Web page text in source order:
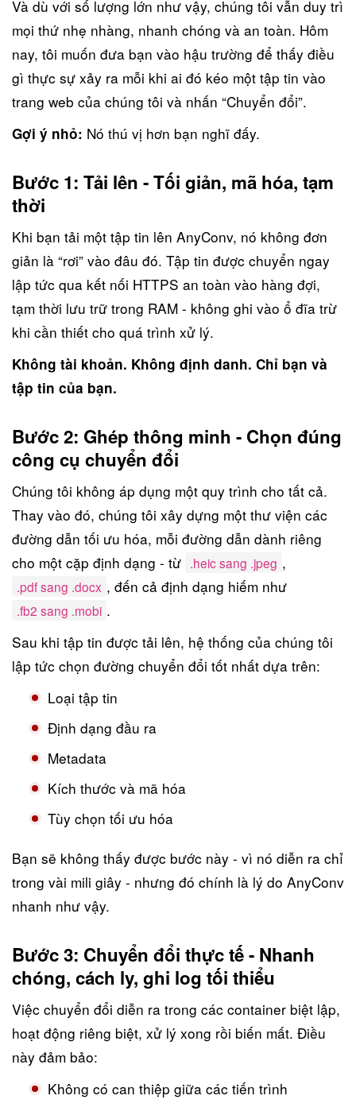
Và dù với số lượng lớn như vậy, chúng tôi vẫn duy trì
mọi thứ nhẹ nhàng, nhanh chóng và an toàn. Hôm
nay, tôi muốn đưa bạn vào hậu trường để thấy điều
gì thực sự xảy ra mỗi khi ai đó kéo một tập tin vào
trang web của chúng tôi và nhấn “Chuyển đổi”.
Gợi ý nhỏ: Nó thú vị hơn bạn nghĩ đấy.
Bước 1: Tải lên - Tối giản, mã hóa, tạm
thời
Khi bạn tải một tập tin lên AnyConv, nó không đơn
giản là “rơi” vào đâu đó. Tập tin được chuyển ngay
lập tức qua kết nối HTTPS an toàn vào hàng đợi,
tạm thời lưu trữ trong RAM - không ghi vào ổ đĩa trừ
khi cần thiết cho quá trình xử lý.
Không tài khoản. Không định danh. Chỉ bạn và
tập tin của bạn.
Bước 2: Ghép thông minh - Chọn đúng
công cụ chuyển đổi
Chúng tôi không áp dụng một quy trình cho tất cả.
Thay vào đó, chúng tôi xây dựng một thư viện các
đường dẫn tối ưu hóa, mỗi đường dẫn dành riêng
cho một cặp định dạng - từ .heic sang .jpeg ,
.pdf sang .docx , đến cả định dạng hiếm như
.fb2 sang .mobi .
Sau khi tập tin được tải lên, hệ thống của chúng tôi
lập tức chọn đường chuyển đổi tốt nhất dựa trên:
Loại tập tin
Định dạng đầu ra
Metadata
Kích thước và mã hóa
Tùy chọn tối ưu hóa
Bạn sẽ không thấy được bước này - vì nó diễn ra chỉ
trong vài mili giây - nhưng đó chính là lý do AnyConv
nhanh như vậy.
Bước 3: Chuyển đổi thực tế - Nhanh
chóng, cách ly, ghi log tối thiểu
Việc chuyển đổi diễn ra trong các container biệt lập,
hoạt động riêng biệt, xử lý xong rồi biến mất. Điều
này đảm bảo:
Không có can thiệp giữa các tiến trình